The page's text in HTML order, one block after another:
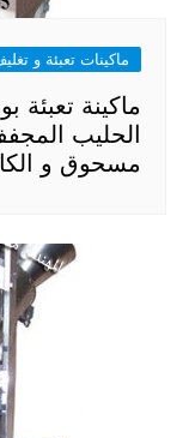
ماكينات تعبئة و
ماكينة تعبئة
الحليب
مسحوق و